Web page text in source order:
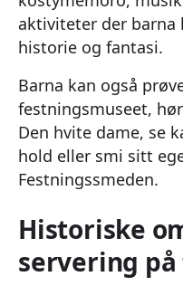
aktiviteter der barna
historie og fantasi.
Barna kan også
festningsmuseet,
Den hvite dame, se
hold eller smi sitt
Festningssmeden.
Historiske
servering